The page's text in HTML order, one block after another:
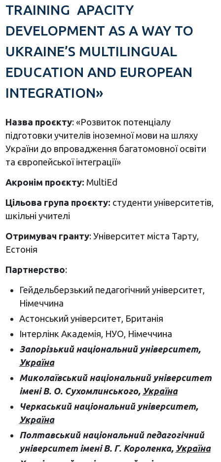
TRAINING APACITY
DEVELOPMENT AS A WAY TO
UKRAINE’S MULTILINGUAL
EDUCATION AND EUROPEAN
INTEGRATION»
Назва проєкту: «Розвиток потенціалу
підготовки учителів іноземної мови на шляху
України до впровадження багатомовної освіти
та європейської інтеграції»
Акронім проєкту: MultiEd
Цільова група проєкту: студенти університетів,
шкільні учителі
Отримувач гранту: Університет міста Тарту,
Естонія
Партнерство:
Гейдельберзький педагогічний університет,
Німеччина
Астонський університет, Британія
Інтерлінк Академія, НУО, Німеччина
Запорізький національний університет,
Україна
Миколаївський національний університет
імені В. О. Сухомлинського, Україна
Черкаський національний університет,
Україна
Полтавський національний педагогічний
університет імені В. Г. Короленка, Україна